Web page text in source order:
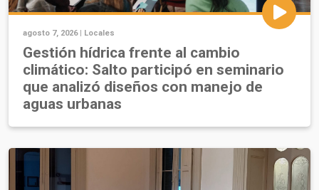
agosto 7, 2026 | Locales
Gestión hídrica frente al cambio
climático: Salto participó en seminario
que analizó diseños con manejo de
aguas urbanas